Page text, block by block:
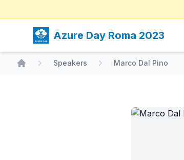
Azure Day Roma 2023
Speakers Marco Dal Pino